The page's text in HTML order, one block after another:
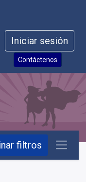
Iniciar sesión
Contáctenos
filtros